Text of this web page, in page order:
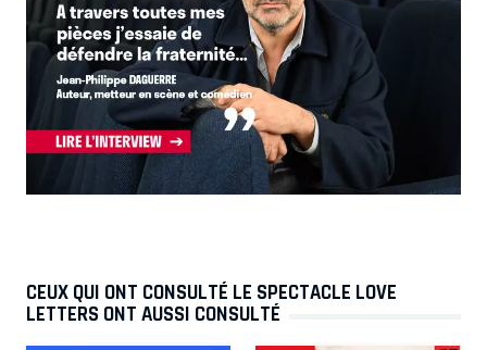
CEUX QUI ONT CONSULTÉ LE SPECTACLE LOVE
LETTERS ONT AUSSI CONSULTÉ